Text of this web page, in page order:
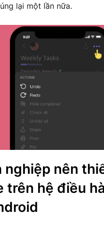
lại một lần nữa.
nghiệp nên
trên hệ điều